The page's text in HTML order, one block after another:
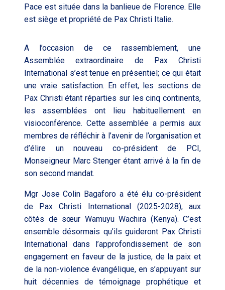
Pace est située dans la banlieue de Florence. Elle
est siège et propriété de Pax Christi Italie.
A l’occasion de ce rassemblement, une
Assemblée extraordinaire de Pax Christi
International s’est tenue en présentiel; ce qui était
une vraie satisfaction. En effet, les sections de
Pax Christi étant réparties sur les cinq continents,
les assemblées ont lieu habituellement en
visioconférence. Cette assemblée a permis aux
membres de réfléchir à l’avenir del’organisation et
d’élire un nouveau co-président de PCI,
Monseigneur Marc Stenger étant arrivé à la fin de
son second mandat.
Mgr Jose Colin Bagaforo a été élu co-président
de
Pax Christi International (2025-2028), aux
côtés de sœur Wamuyu Wachira (Kenya). C’est
ensemble désormais qu’ils guideront Pax Christi
International dans l’approfondissement de son
engagement en faveur de la justice, de la paix et
de la non-violence évangélique, en s’appuyant sur
huit décennies de témoignage prophétique et